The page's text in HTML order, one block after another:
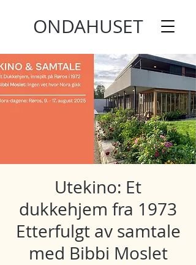
ONDAHUSET
Utekino: Et
dukkehjem fra 1973
Etterfulgt av samtale
med Bibbi Moslet